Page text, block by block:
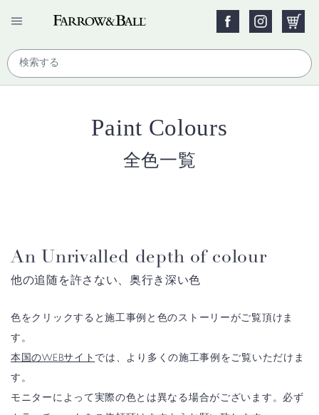
Paint Colours
全色一覧
An Unrivalled depth of colour
他の追随を許さない、奥行き深い色
色をクリックすると施工事例と色のストーリーがご覧頂けま
す。
本国のWEBサイト では、より多くの施工事例をご覧いただけま
す。
モニターによって実際の色とは異なる場合がございます。必ず